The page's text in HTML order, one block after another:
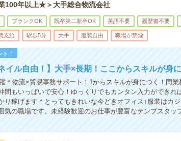
100年以上★＞大手総合物流会社
ブランクOK 既卒第二新卒OK 英語不要 履歴書不要
支給 駅歩5分 大手 服装自由 職場が禁煙
ト！
イル自由！】大手×長期！ここからスキルが身
＊物流×貿易事務サポート！1からスキルが身につく！同
間もいっぱいで安心！ゆっくりでもカンタン入力ができ
り稼げます＊とってもきれいな今どきオフィス↑服装はカ
気の職場です。未経験歓迎のお仕事が豊富なテンプスタ